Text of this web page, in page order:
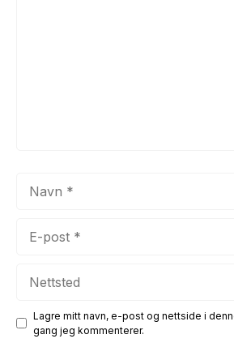
Lagre mitt navn, e-post og nettside i
gang jeg kommenterer.